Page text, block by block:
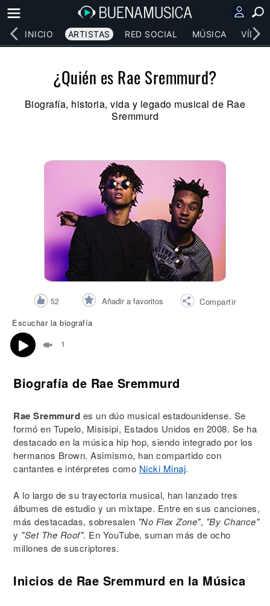
INICIO ARTISTAS RED SOCIAL MÚSICA
¿Quién es Rae Sremmurd?
Biografía, historia, vida y legado musical de Rae
Sremmurd
52 Añadir a favoritos
Compartir
Escuchar la biografía
1
Biografía de Rae Sremmurd
Rae Sremmurd es un dúo musical estadounidense. Se
formó en Tupelo, Misisipi, Estados Unidos en 2008. Se ha
destacado en la música hip hop, siendo integrado por los
hermanos Brown. Asimismo, han compartido con
cantantes e intérpretes como Nicki Minaj.
A lo largo de su trayectoria musical, han lanzado tres
álbumes de estudio y un mixtape. Entre en sus canciones,
más destacadas, sobresalen "No Flex Zone", "By Chance"
y "Set The Roof". En YouTube, suman más de ocho
millones de suscriptores.
Inicios de Rae Sremmurd en la Música